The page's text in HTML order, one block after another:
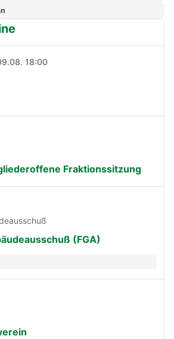
18:00
Fraktionssitzung
(FGA)